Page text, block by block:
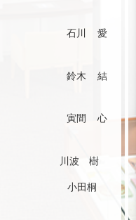
なさ 石川 愛
いるか 鈴木 結
ー 寅間 心
川波 樹
Love 小田桐